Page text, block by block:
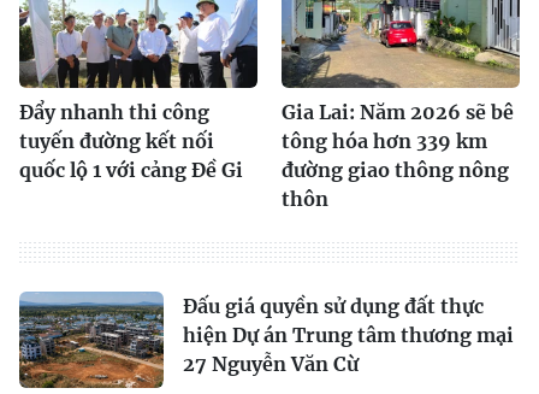
Đẩy nhanh thi công
tuyến đường kết nối
quốc lộ 1 với cảng Đề Gi
Gia Lai: Năm 2026 sẽ bê
tông hóa hơn 339 km
đường giao thông nông
thôn
Đấu giá quyền sử dụng đất thực
hiện Dự án Trung tâm thương mại
27 Nguyễn Văn Cừ